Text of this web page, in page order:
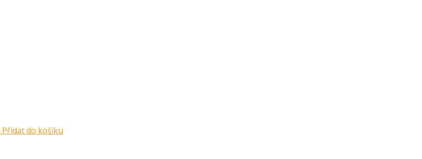
Přidat do košíku